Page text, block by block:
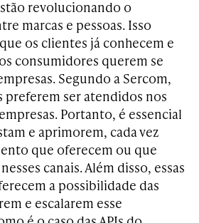
revolucionando o
marcas e pessoas. Isso
os clientes já conhecem e
consumidores querem se
Segundo a Sercom,
preferem ser atendidos nos
Portanto, é essencial
e aprimorem, cada vez
que oferecem ou que
canais. Além disso, essas
a possibilidade das
e escalarem esse